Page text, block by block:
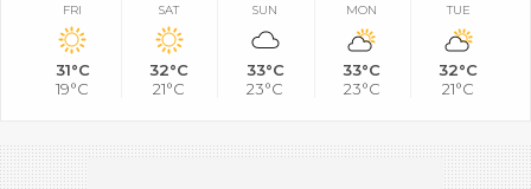
FRI
31°C
19°C
SAT
32°C
21°C
SUN
33°C
23°C
MON
33°C
23°C
TUE
32°C
21°C